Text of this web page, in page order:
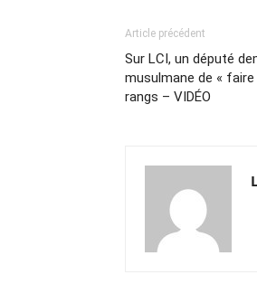
Article précédent
Sur LCI, un député
musulmane de «
rangs – VIDÉO